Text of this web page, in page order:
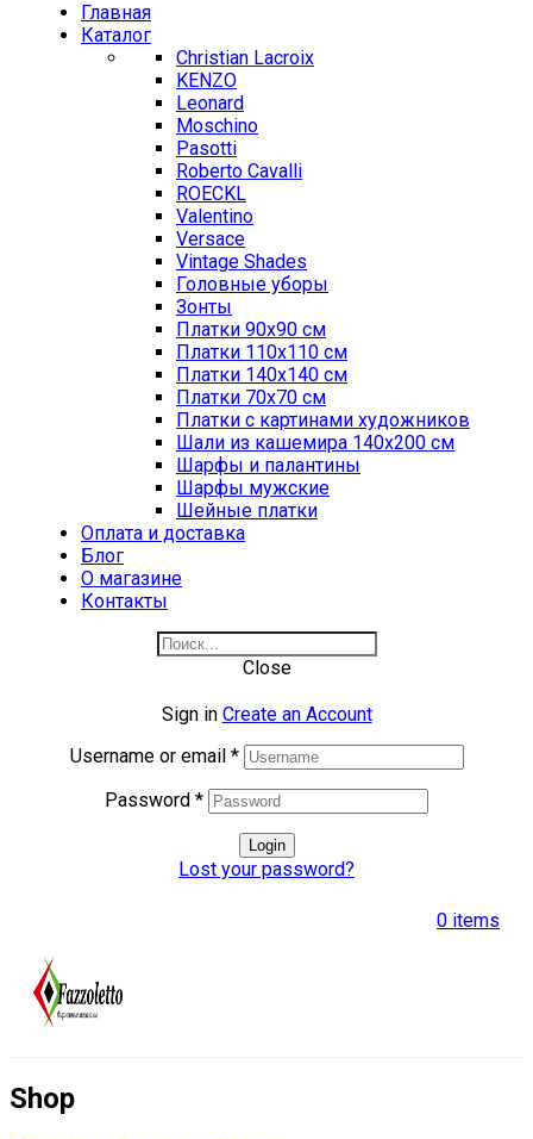
Главная
Каталог
Christian Lacroix
KENZO
Leonard
Moschino
Pasotti
Roberto Cavalli
ROECKL
Valentino
Versace
Vintage Shades
Головные уборы
Зонты
Платки 90х90 см
Платки 110х110 см
Платки 140х140 см
Платки 70х70 см
Платки с картинами художников
Шали из кашемира 140х200 см
Шарфы и палантины
Шарфы мужские
Шейные платки
Оплата и доставка
Блог
О магазине
Контакты
Close
Sign in Create an Account
Username or email *
Password *
Login
Lost your password?
0 items
Shop